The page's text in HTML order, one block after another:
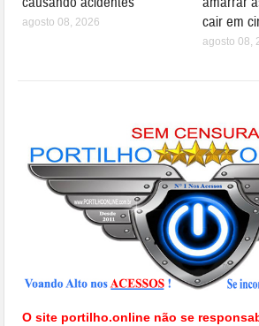
agosto 08, 2026
cair em
agosto 08,
O site portilho.online não se